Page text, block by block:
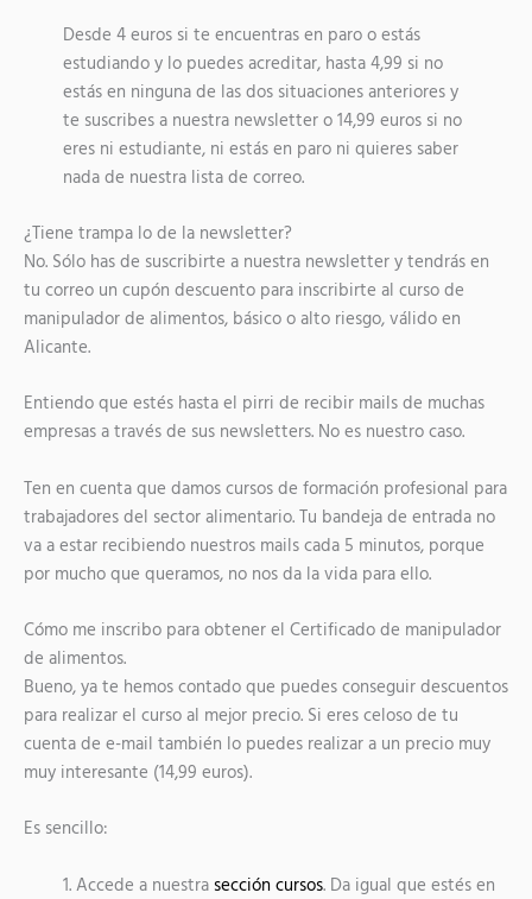
Desde 4 euros si te encuentras en paro o estás
estudiando y lo puedes acreditar, hasta 4,99 si no
estás en ninguna de las dos situaciones anteriores y
te suscribes a nuestra newsletter o 14,99 euros si no
eres ni estudiante, ni estás en paro ni quieres saber
nada de nuestra lista de correo.
¿Tiene trampa lo de la newsletter?
No. Sólo has de suscribirte a nuestra newsletter y tendrás en
tu correo un cupón descuento para inscribirte al curso de
manipulador de alimentos, básico o alto riesgo, válido en
Alicante.
Entiendo que estés hasta el pirri de recibir mails de muchas
empresas a través de sus newsletters. No es nuestro caso.
Ten en cuenta que damos cursos de formación profesional para
trabajadores del sector alimentario. Tu bandeja de entrada no
va a estar recibiendo nuestros mails cada 5 minutos, porque
por mucho que queramos, no nos da la vida para ello.
Cómo me inscribo para obtener el Certificado de manipulador
de alimentos.
Bueno, ya te hemos contado que puedes conseguir descuentos
para realizar el curso al mejor precio. Si eres celoso de tu
cuenta de e-mail también lo puedes realizar a un precio muy
muy interesante (14,99 euros).
Es sencillo:
Accede a nuestra sección cursos. Da igual que estés en